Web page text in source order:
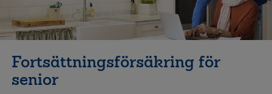
Fortsättningsförsäkring för
senior